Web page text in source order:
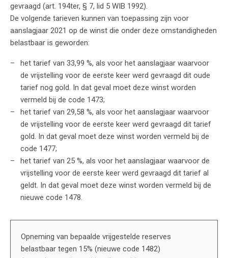
gevraagd (art. 194ter, § 7, lid 5 WIB 1992).
De volgende tarieven kunnen van toepassing zijn voor
aanslagjaar 2021 op de winst die onder deze omstandigheden
belastbaar is geworden:
het tarief van 33,99 %, als voor het aanslagjaar waarvoor
de vrijstelling voor de eerste keer werd gevraagd dit oude
tarief nog gold. In dat geval moet deze winst worden
vermeld bij de code 1473;
het tarief van 29,58 %, als voor het aanslagjaar waarvoor
de vrijstelling voor de eerste keer werd gevraagd dit tarief
gold. In dat geval moet deze winst worden vermeld bij de
code 1477;
het tarief van 25 %, als voor het aanslagjaar waarvoor de
vrijstelling voor de eerste keer werd gevraagd dit tarief al
geldt. In dat geval moet deze winst worden vermeld bij de
nieuwe code 1478.
Opneming van bepaalde vrijgestelde reserves
belastbaar tegen 15% (nieuwe code 1482)